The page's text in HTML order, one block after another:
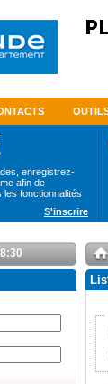
enregistrez-
afin de
les fonctionnalités
S'inscrire